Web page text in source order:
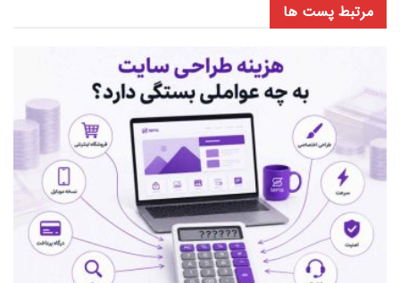
مرتبط پست ها